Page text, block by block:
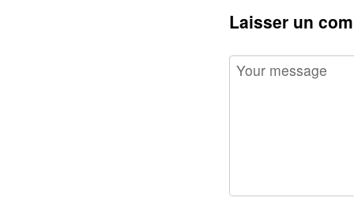
Laisser un